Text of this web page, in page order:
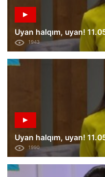
Uyan halqım, uyan!
1943
Uyan halqım, uyan!
1990